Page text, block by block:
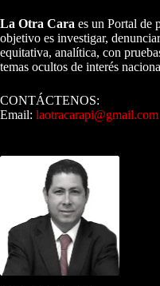
La Otra Cara es un Portal de
objetivo es investigar,
equitativa, analítica, con
temas ocultos de interés
CONTÁCTENOS:
Email: laotracarapi@gmail.com